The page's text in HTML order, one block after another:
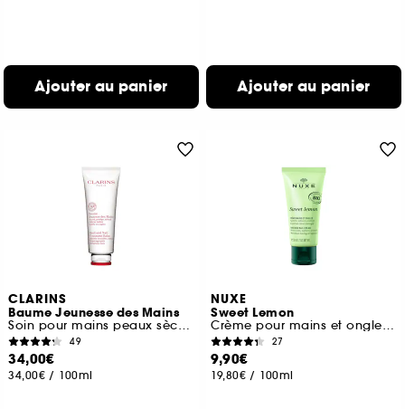
Ajouter au panier Ajouter au panier
CLARINS
Baume Jeunesse des Mains
Soin pour mains peaux sèches
49
34,00€
34,00€ / 100ml
NUXE
Sweet Lemon
Crème pour mains et ongles hydratante
27
9,90€
19,80€ / 100ml